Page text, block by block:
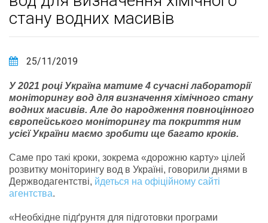
стану водних масивів
25/11/2019
У 2021 році Україна матиме 4 сучасні лабораторії
моніторингу вод для визначення хімічного стану
водних масивів. Але до народження повноцінного
європейського моніторингу та покриття ним
усієї України маємо зробити ще багато кроків.
Саме про такі кроки, зокрема «дорожню карту» цілей
розвитку моніторингу вод в Україні, говорили днями в
Держводагентстві, йдеться на офіційному сайті
агентства.
«Необхідне підґрунтя для підготовки програми